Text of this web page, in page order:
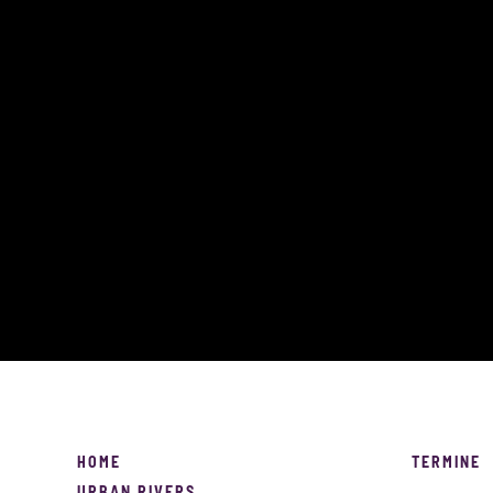
HOME
TERMINE